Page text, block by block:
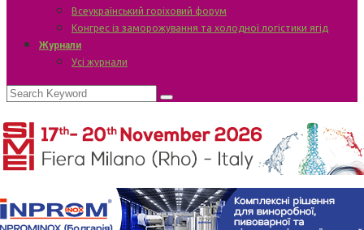
Всеукраїнський горіховий форум
Конгрес із заморожування та холодної логістики ягід
Журнали
Усі журнали